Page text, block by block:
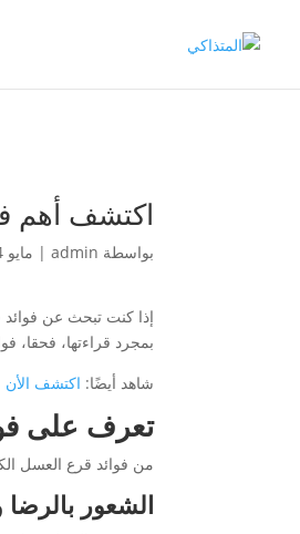
اكتشف أهم
بواسطة admin
| مايو 24, 2022
إذا كنت تبحث عن
بمجرد قراءتها، فحقا،
شاهد أيضًا: اكتشف الأن
تعرف على
من فوائد قرع العسل
الشعور بالرضا